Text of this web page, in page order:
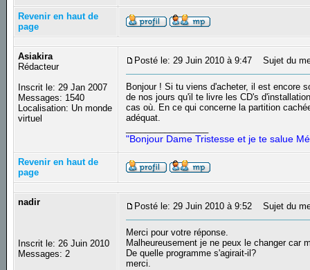
Revenir en haut de
page
Asiakira
Rédacteur
Inscrit le: 29 Jan 2007
Messages: 1540
Localisation: Un monde
virtuel
Posté le: 29 Juin 2010 à 9:47 Sujet du
Bonjour ! Si tu viens d'acheter, il est encore
de nos jours qu'il te livre les CD's
cas où. En ce qui concerne la partition
adéquat.
"Bonjour Dame Tristesse et je te salue
Revenir en haut de
page
nadir
Inscrit le: 26 Juin 2010
Messages: 2
Posté le: 29 Juin 2010 à 9:52 Sujet du
Merci pour votre réponse.
Malheureusement je ne peux le changer car
De quelle programme s'agirait-il?
merci.